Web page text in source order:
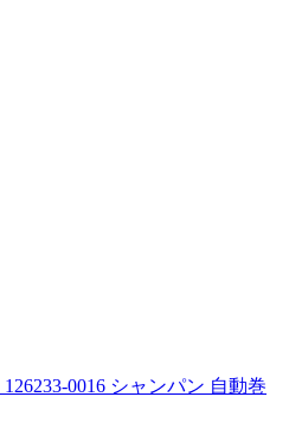
0016 シャンパン 自動巻